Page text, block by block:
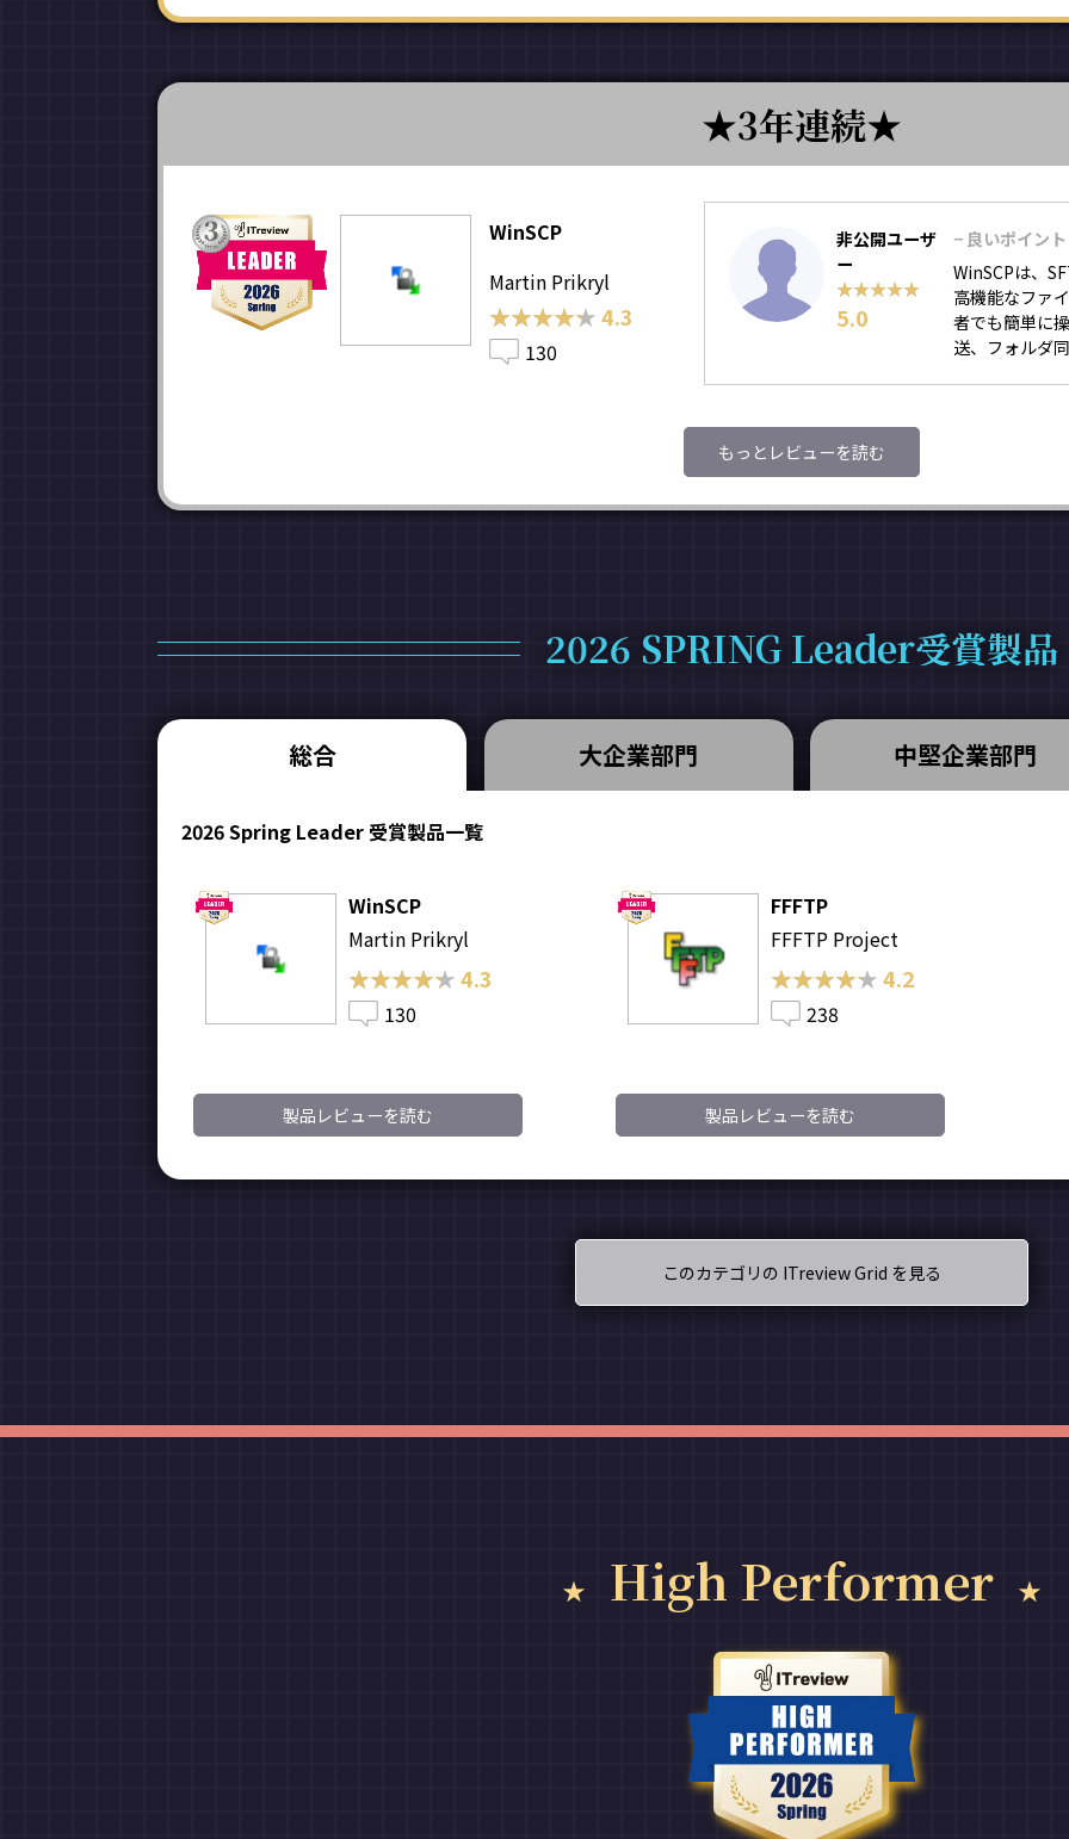
3年連続
WinSCP
Martin Prikryl
★★★★★
★★★★★ 4.3
130
非公開ユーザ
ー
★★★★★
★★★★★
5.0
− 良いポイント
WinSCPは、
高機能なファ
者でも簡単に
送、フォルダ
もっとレビューを読む
2026 SPRING Leader受賞製品
総合 大企業部門 中堅企業部門
2026 Spring Leader 受賞製品一覧
WinSCP
Martin Prikryl
★★★★★
★★★★★4.3
130
製品レビューを読む
FFFTP
FFFTP Project
★★★★★
★★★★★4.2
238
製品レビューを読む
このカテゴリの ITreview Grid を見る
High Performer